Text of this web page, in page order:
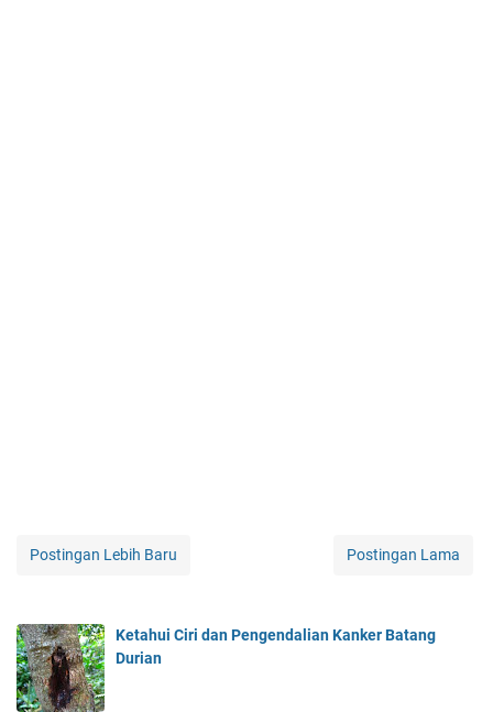
Postingan Lebih Baru Postingan Lama
Ketahui Ciri dan Pengendalian Kanker Batang
Durian